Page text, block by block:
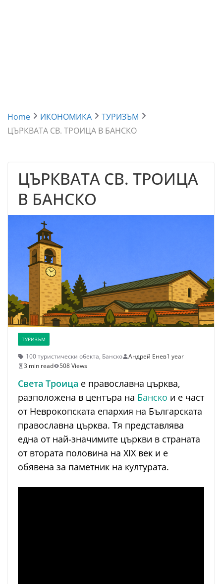
Home ИКОНОМИКА
ТУРИЗЪМ
ЦЪРКВАТА СВ. ТРОИЦА В БАНСКО
ЦЪРКВАТА СВ. ТРОИЦА
В БАНСКО
ТУРИЗЪМ
100 туристически обекта, Банско Андрей Енев1 year
3 min read
508 Views
Света Троица е православна църква,
разположена в центъра на Банско и е част
от Неврокопската епархия на Българската
православна църква. Тя представлява
една от най-значимите църкви в страната
от втората половина на XIX век и е
обявена за паметник на културата.